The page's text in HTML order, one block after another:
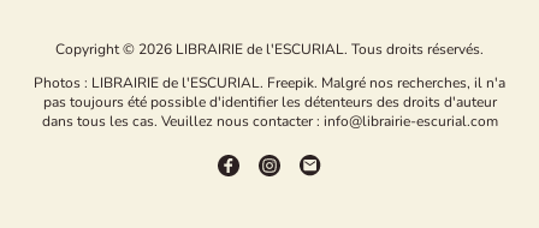
Copyright © 2026 LIBRAIRIE de l'ESCURIAL. Tous droits réservés.
Photos : LIBRAIRIE de l'ESCURIAL. Freepik. Malgré nos recherches, il n'a
pas toujours été possible d'identifier les détenteurs des droits d'auteur
dans tous les cas. Veuillez nous contacter : info@librairie-escurial.com